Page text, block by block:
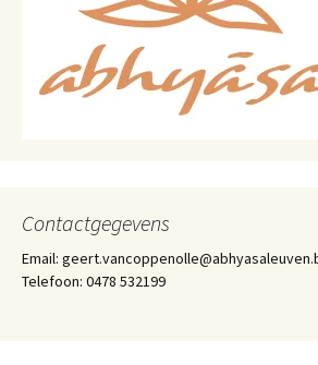
Contactgegevens
Email:
Telefoon: 0478 532199